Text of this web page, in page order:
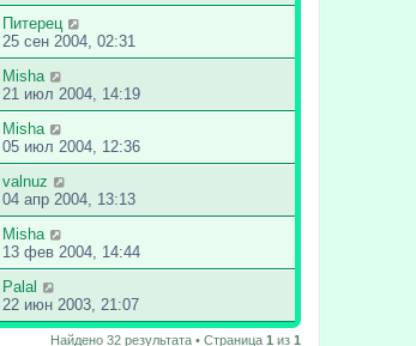
Питерец
25 сен 2004, 02:31
Misha
21 июл 2004, 14:19
Misha
05 июл 2004, 12:36
valnuz
04 апр 2004, 13:13
Misha
13 фев 2004, 14:44
Palal
22 июн 2003, 21:07
Найдено 32 результата • Страница 1 из 1